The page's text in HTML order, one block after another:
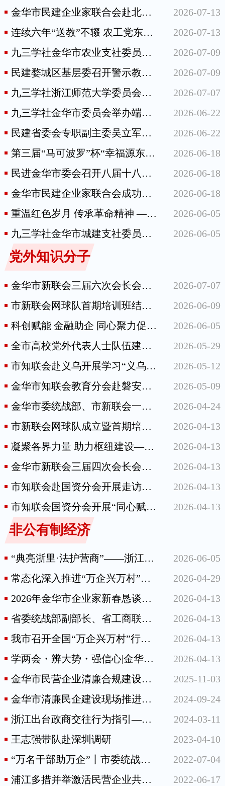
金华市民建企业家联合会赴北京、河北开展主题教育学习和专项课题调研
2026-07-13
连续六年“送教”不辍 农工党东阳市委会再赴虎鹿夏令营之约
2026-07-13
九三学社金华市农业支社委员会协办“我为家乡代言”2026金华短视频大赛
2026-07-09
民建婺城区基层委召开警示教育专题会议 筑牢主题教育思想防线
2026-07-09
九三学社浙江师范大学委员会社员获评服务地方对非合作优秀案例
2026-07-07
九三学社金华市委员会举办端午传统文化体验活动
2026-06-22
民建省委会专职副主委吴立军来金调研助力共富工作
2026-06-22
第三届“马可波罗”杯“幸福源东、走进东叶”篮球邀请赛圆满落幕
2026-06-18
民进金华市委会召开八届十八次全体（扩大）会议
2026-06-18
金华市民建企业家联合会成功举办电商AI专项技能考证培训专场活动
2026-06-18
重温红色岁月 传承革命精神 ——民进金华开发区总支部赴方志敏纪念馆开展学习教育
2026-06-05
九三学社金华市城建支社委员会赴旺大鑫集团开展供应链与绿色低碳专题调研
2026-06-05
党外知识分子
金华市新联会三届六次会长会议召开
2026-07-07
市新联会网球队首期培训班结业仪式举行
2026-06-09
科创赋能 金融助企 同心聚力促发展——市知联会国资分会开展科技金融助企专项服务活动
2026-06-05
全市高校党外代表人士队伍建设座谈会召开
2026-05-29
市知联会赴义乌开展学习“义乌发展经验”研学活动
2026-05-12
金华市知联会教育分会赴磐安开展“知联送教”活动
2026-05-09
金华市委统战部、市新联会一行赴温州调研交流
2026-04-24
市新联会网球队成立暨首期培训开班仪式举行
2026-04-13
凝聚各界力量 助力枢纽建设——市知联会、市新联会联合开展陆港枢纽项目专项民主监督调研
2026-04-13
金华市新联会三届四次会长会议召开
2026-04-13
市知联会赴国资分会开展走访慰问活动
2026-04-13
市知联会国资分会开展“同心赋能·履职兴企”春季研学活动
2026-04-13
非公有制经济
“典亮浙里·法护营商”——浙江省 2026年“民法典宣传月”现场交流活动在金华举行
2026-06-05
常态化深入推进“万企兴万村”行动部署会在义乌召开 高云龙讲话 廉毅敏致
2026-04-29
2026年金华市企业家新春恳谈活动举行
2026-04-13
省委统战部副部长、省工商联党组书记郑敏强来金开展专题调研
2026-04-13
我市召开全国“万企兴万村”行动部署会筹备工作协调会
2026-04-13
学两会・辨大势・强信心|金华市工商联2026年全国两会精神学习暨宏观经济形势报告会召开
2026-04-13
金华市民营企业清廉合规建设现场推进会在永康召开
2025-11-03
金华市清廉民企建设现场推进会在兰溪召开
2024-09-24
浙江出台政商交往行为指引——三张清单，推动构建亲清政商关系
2024-03-11
王志强带队赴深圳调研
2023-04-10
“万名干部助万企”丨市委统战部助企服务员深入民企开展精准服务
2022-07-04
浦江多措并举激活民营企业共富活力
2022-06-17